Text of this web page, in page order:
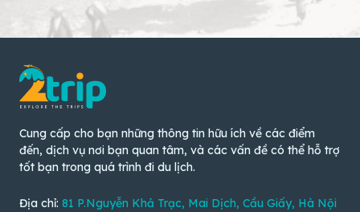
Cung cấp cho bạn những thông tin hữu ích về các điểm
đến, dịch vụ nơi bạn quan tâm, và các vấn đề có thể hỗ trợ
tốt bạn trong quá trình đi du lịch.
Địa chỉ: 81 P.Nguyễn Khả Trạc, Mai Dịch, Cầu Giấy, Hà Nội